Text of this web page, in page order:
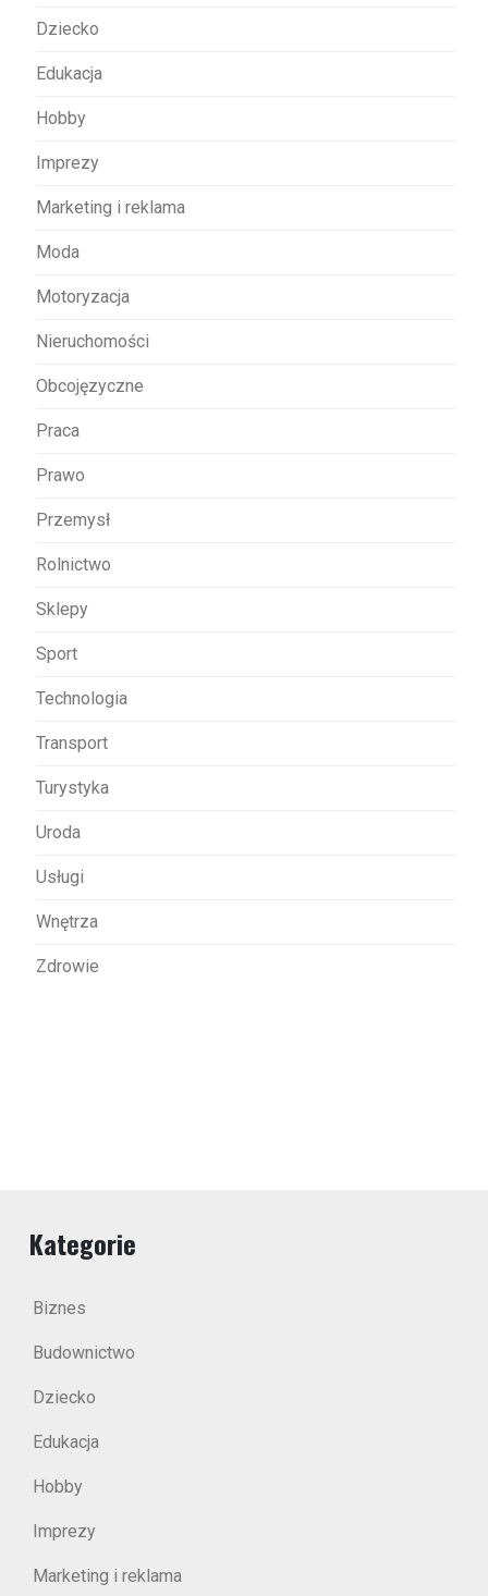
Dziecko
Edukacja
Hobby
Imprezy
Marketing i reklama
Moda
Motoryzacja
Nieruchomości
Obcojęzyczne
Praca
Prawo
Przemysł
Rolnictwo
Sklepy
Sport
Technologia
Transport
Turystyka
Uroda
Usługi
Wnętrza
Zdrowie
Kategorie
Biznes
Budownictwo
Dziecko
Edukacja
Hobby
Imprezy
Marketing i reklama